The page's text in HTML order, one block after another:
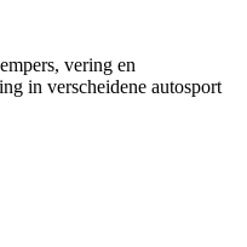
vering en
in verscheidene autosport